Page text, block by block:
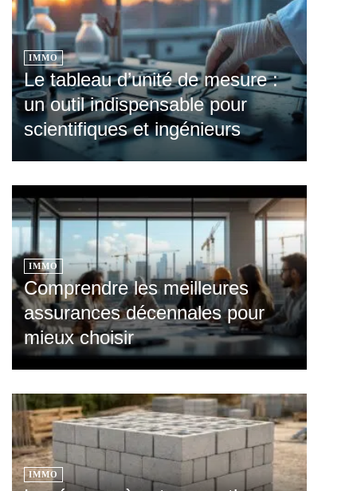
IMMO
Le tableau d’unité de mesure :
un outil indispensable pour
scientifiques et ingénieurs
IMMO
Comprendre les meilleures
assurances décennales pour
mieux choisir
IMMO